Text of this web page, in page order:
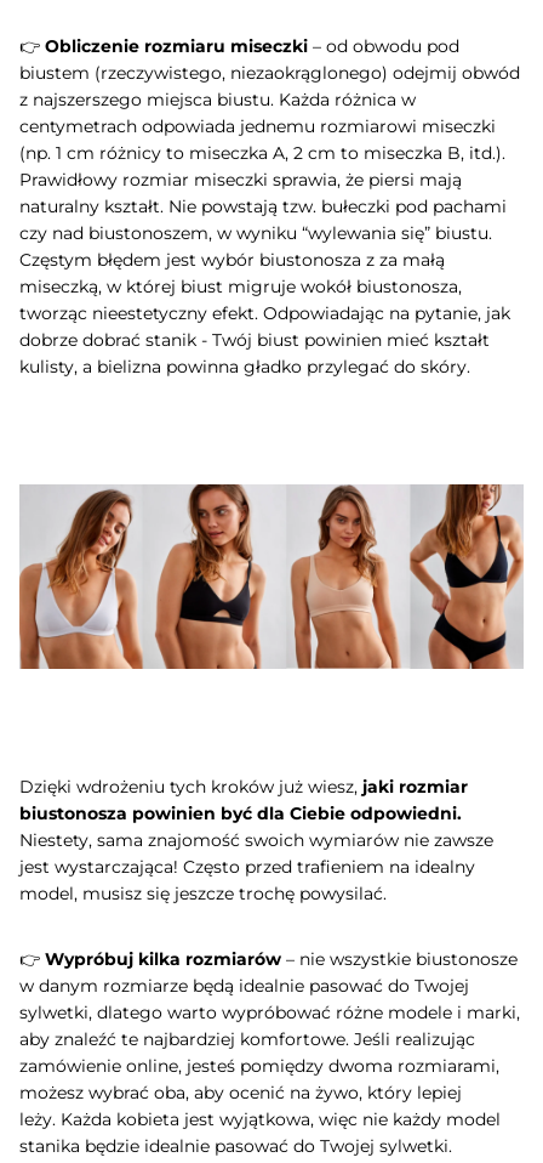
👉 Obliczenie rozmiaru miseczki – od obwodu pod
biustem (rzeczywistego, niezaokrąglonego) odejmij obwód
z najszerszego miejsca biustu. Każda różnica w
centymetrach odpowiada jednemu rozmiarowi miseczki
(np. 1 cm różnicy to miseczka A, 2 cm to miseczka B, itd.).
Prawidłowy rozmiar miseczki sprawia, że piersi mają
naturalny kształt. Nie powstają tzw. bułeczki pod pachami
czy nad biustonoszem, w wyniku “wylewania się” biustu.
Częstym błędem jest wybór biustonosza z za małą
miseczką, w której biust migruje wokół biustonosza,
tworząc nieestetyczny efekt. Odpowiadając na pytanie, jak
dobrze dobrać stanik - Twój biust powinien mieć kształt
kulisty, a bielizna powinna gładko przylegać do skóry.
Dzięki wdrożeniu tych kroków już wiesz, jaki rozmiar
biustonosza powinien być dla Ciebie odpowiedni.
Niestety, sama znajomość swoich wymiarów nie zawsze
jest wystarczająca! Często przed trafieniem na idealny
model, musisz się jeszcze trochę powysilać.
👉 Wypróbuj kilka rozmiarów – nie wszystkie biustonosze
w danym rozmiarze będą idealnie pasować do Twojej
sylwetki, dlatego warto wypróbować różne modele i marki,
aby znaleźć te najbardziej komfortowe. Jeśli realizując
zamówienie online, jesteś pomiędzy dwoma rozmiarami,
możesz wybrać oba, aby ocenić na żywo, który lepiej
leży. Każda kobieta jest wyjątkowa, więc nie każdy model
stanika będzie idealnie pasować do Twojej sylwetki.